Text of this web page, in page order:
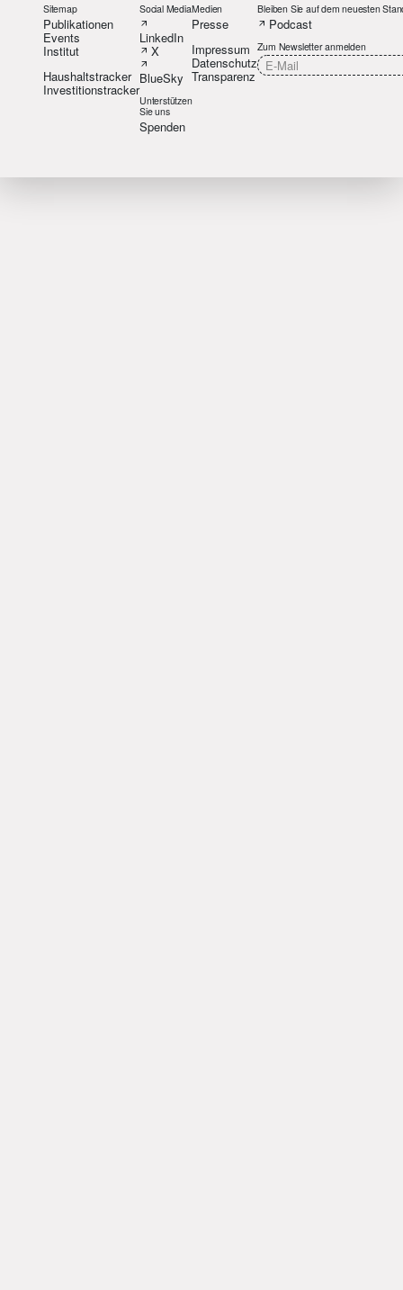
Sitemap
Publikationen
Events
Institut
Haushaltstracker
Investitionstracker
Social Media
LinkedIn
X
BlueSky
Unterstützen
Sie uns
Spenden
Medien
Presse
Impressum
Datenschutz
Transparenz
Bleiben Sie auf dem neuesten
Podcast
Zum Newsletter anmelden